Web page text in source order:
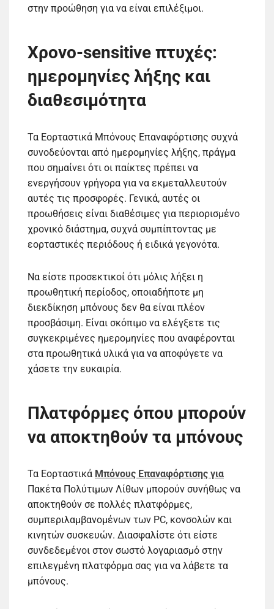
στην προώθηση για να είναι επιλέξιμοι.
Χρονο-sensitive πτυχές:
ημερομηνίες λήξης και
διαθεσιμότητα
Τα Εορταστικά Μπόνους Επαναφόρτισης συχνά
συνοδεύονται από ημερομηνίες λήξης, πράγμα
που σημαίνει ότι οι παίκτες πρέπει να
ενεργήσουν γρήγορα για να εκμεταλλευτούν
αυτές τις προσφορές. Γενικά, αυτές οι
προωθήσεις είναι διαθέσιμες για περιορισμένο
χρονικό διάστημα, συχνά συμπίπτοντας με
εορταστικές περιόδους ή ειδικά γεγονότα.
Να είστε προσεκτικοί ότι μόλις λήξει η
προωθητική περίοδος, οποιαδήποτε μη
διεκδίκηση μπόνους δεν θα είναι πλέον
προσβάσιμη. Είναι σκόπιμο να ελέγξετε τις
συγκεκριμένες ημερομηνίες που αναφέρονται
στα προωθητικά υλικά για να αποφύγετε να
χάσετε την ευκαιρία.
Πλατφόρμες όπου μπορούν
να αποκτηθούν τα μπόνους
Τα Εορταστικά Μπόνους Επαναφόρτισης για
Πακέτα Πολύτιμων Λίθων μπορούν συνήθως να
αποκτηθούν σε πολλές πλατφόρμες,
συμπεριλαμβανομένων των PC, κονσολών και
κινητών συσκευών. Διασφαλίστε ότι είστε
συνδεδεμένοι στον σωστό λογαριασμό στην
επιλεγμένη πλατφόρμα σας για να λάβετε τα
μπόνους.